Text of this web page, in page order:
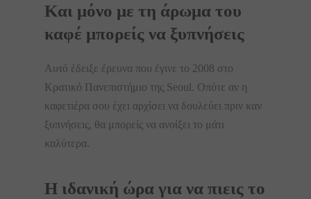
Και μόνο με τη άρωμα του
καφέ μπορείς να ξυπνήσεις
Αυτό έδειξε έρευνα που έγινε το 2008 στο
Κρατικό Πανεπιστήμιο της Seoul. Οπότε αν η
καφετιέρα σου έχει αρχίσει να δουλεύει πριν καν
ξυπνήσεις, θα μπορείς να ανοίξει το μάτι
καλύτερα.
Η ιδανική ώρα για να πιεις το